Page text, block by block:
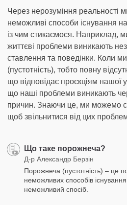
Через нерозуміння реальності
неможливі способи існування
із чим стикаємося. Наприклад,
життєві проблеми виникають
ставлення та поведінки. Коли
(пустотність), тобто повну
що відповідає проєкціям нашої
що наші проблеми виникають
причин. Знаючи це, ми можемо
щоб звільнитися від цих
Що таке порожнеча?
Д-р Александр Берзін
Порожнеча (пустотність) – це
неможливих способів
неможливий спосіб.